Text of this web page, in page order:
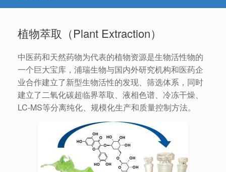
植物萃取（Plant Extraction）
中医药和天然药物为代表的植物资源是生物活性物的
一个巨大宝库，浦瑞生物与国内外研究机构和医药企
业合作建立了新型生物活性的发现、筛选体系，同时
建立了二氧化碳超临界萃取、液相色谱、冷冻干燥、
LC-MS等分离纯化、规模化生产和质量控制方法。